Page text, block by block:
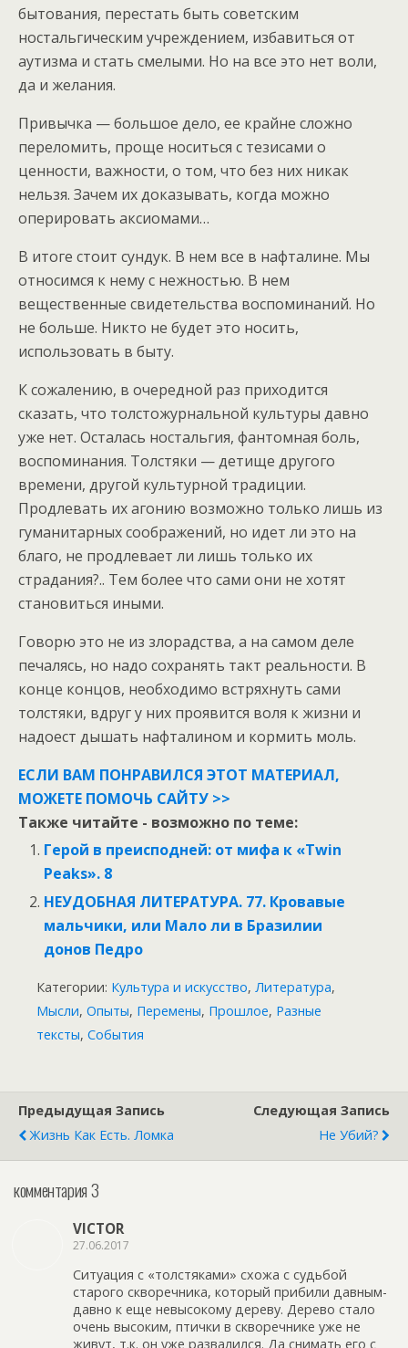
бытования, перестать быть советским
ностальгическим учреждением, избавиться от
аутизма и стать смелыми. Но на все это нет воли,
да и желания.
Привычка — большое дело, ее крайне сложно
переломить, проще носиться с тезисами о
ценности, важности, о том, что без них никак
нельзя. Зачем их доказывать, когда можно
оперировать аксиомами…
В итоге стоит сундук. В нем все в нафталине. Мы
относимся к нему с нежностью. В нем
вещественные свидетельства воспоминаний. Но
не больше. Никто не будет это носить,
использовать в быту.
К сожалению, в очередной раз приходится
сказать, что толстожурнальной культуры давно
уже нет. Осталась ностальгия, фантомная боль,
воспоминания. Толстяки — детище другого
времени, другой культурной традиции.
Продлевать их агонию возможно только лишь из
гуманитарных соображений, но идет ли это на
благо, не продлевает ли лишь только их
страдания?.. Тем более что сами они не хотят
становиться иными.
Говорю это не из злорадства, а на самом деле
печалясь, но надо сохранять такт реальности. В
конце концов, необходимо встряхнуть сами
толстяки, вдруг у них проявится воля к жизни и
надоест дышать нафталином и кормить моль.
ЕСЛИ ВАМ ПОНРАВИЛСЯ ЭТОТ МАТЕРИАЛ,
МОЖЕТЕ ПОМОЧЬ САЙТУ >>
Также читайте - возможно по теме:
Герой в преисподней: от мифа к «Twin
Peaks». 8
НЕУДОБНАЯ ЛИТЕРАТУРА. 77. Кровавые
мальчики, или Мало ли в Бразилии
донов Педро
Категории: Культура и искусство, Литература,
Мысли, Опыты, Перемены, Прошлое, Разные
тексты, События
Предыдущая Запись
Жизнь Как Есть. Ломка
Следующая Запись
Не Убий?
комментария 3
VICTOR
27.06.2017
Ситуация с «толстяками» схожа с судьбой
старого скворечника, который прибили давным-
давно к еще невысокому дереву. Дерево стало
очень высоким, птички в скворечнике уже не
живут, т.к. он уже развалился. Да снимать его с